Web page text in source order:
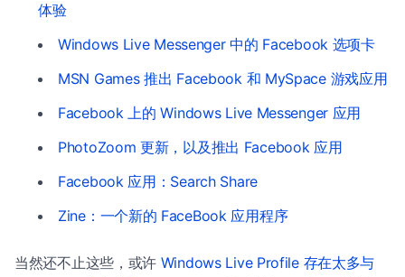
体验
Windows Live Messenger 中的 Facebook 选项卡
MSN Games 推出 Facebook 和 MySpace 游戏应用
Facebook 上的 Windows Live Messenger 应用
PhotoZoom 更新，以及推出 Facebook 应用
Facebook 应用：Search Share
Zine：一个新的 FaceBook 应用程序
当然还不止这些，或许 Windows Live Profile 存在太多与